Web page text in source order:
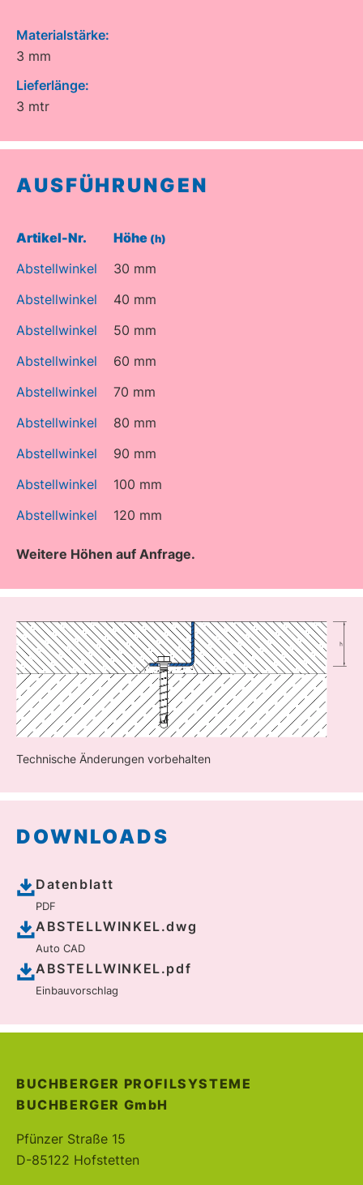
Materialstärke:
3 mm
Lieferlänge:
3 mtr
AUSFÜHRUNGEN
Artikel-Nr. Höhe (h)
Abstellwinkel
30 mm
Abstellwinkel
40 mm
Abstellwinkel
50 mm
Abstellwinkel
60 mm
Abstellwinkel
70 mm
Abstellwinkel
80 mm
Abstellwinkel
90 mm
Abstellwinkel
100 mm
Abstellwinkel
120 mm
Weitere Höhen auf Anfrage.
Technische Änderungen vorbehalten
DOWNLOADS
Datenblatt
PDF
ABSTELLWINKEL.dwg
Auto CAD
ABSTELLWINKEL.pdf
Einbauvorschlag
BUCHBERGER PROFILSYSTEME
BUCHBERGER GmbH
Pfünzer Straße 15
D-85122 Hofstetten